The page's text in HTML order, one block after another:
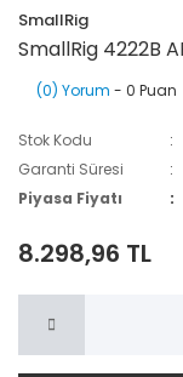
SmallRig
SmallRig 4222B
(0) Yorum - 0 Puan
Stok Kodu
Garanti Süresi
Piyasa Fiyatı
8.298,96 TL